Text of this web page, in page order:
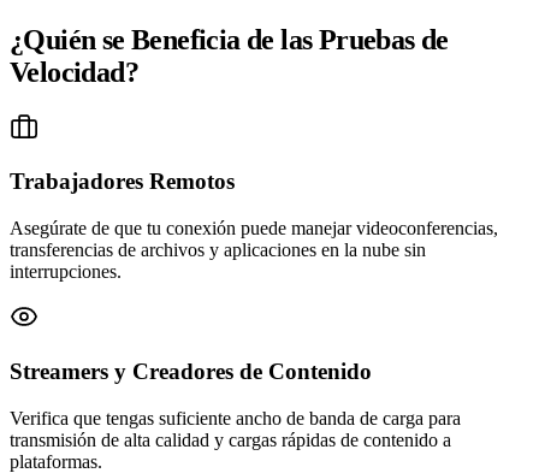
¿Quién se Beneficia de las Pruebas de
Velocidad?
Trabajadores Remotos
Asegúrate de que tu conexión puede manejar videoconferencias,
transferencias de archivos y aplicaciones en la nube sin
interrupciones.
Streamers y Creadores de Contenido
Verifica que tengas suficiente ancho de banda de carga para
transmisión de alta calidad y cargas rápidas de contenido a
plataformas.